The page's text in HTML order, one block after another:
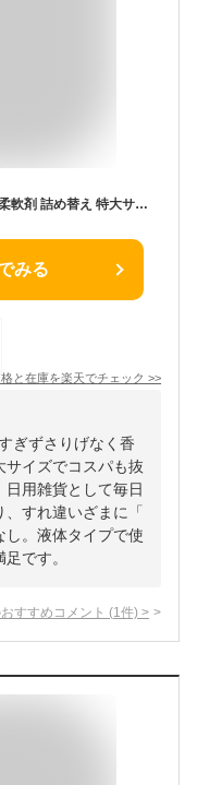
【1種類を選べる】レノア 超消臭1WEEK 柔軟剤 詰め替え 特大サイズ(770mL×6セット)【レノア超消臭】[液体 大容量]
みる
と在庫を楽天でチェック >>
ぎずさりげなく香
サイズでコスパも抜
用雑貨として毎日
すれ違いざまに「
し。液体タイプで使
です。
すすめコメント (1 件) >